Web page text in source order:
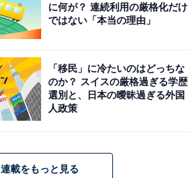
に何が？ 連続利用の厳格化だけ
ではない「本当の理由」
「移民」に冷たいのはどっちな
のか？ スイスの厳格過ぎる学歴
選別と、日本の曖昧過ぎる外国
人政策
連載をもっと見る